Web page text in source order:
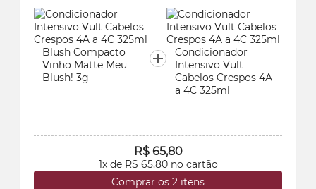
Blush Compacto
Vinho Matte Meu
Blush! 3g
Condicionador
Intensivo Vult
Cabelos Crespos 4A
a 4C 325ml
R$ 65,80
1x de R$ 65,80 no cartão
Comprar os 2 itens